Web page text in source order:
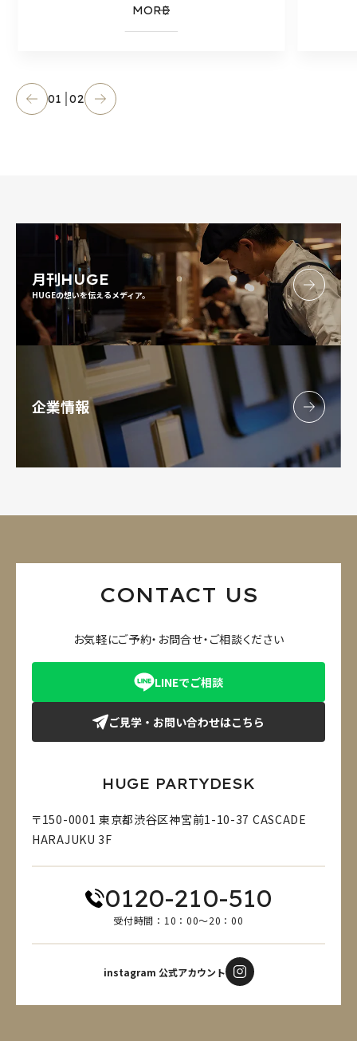
MORE
01 02
月刊HUGE
HUGEの想いを伝えるメディア。
企業情報
CONTACT US
お気軽にご予約・お問合せ・ご相談ください
LINEでご相談
ご見学・お問い合わせはこちら
HUGE PARTYDESK
〒150-0001 東京都渋谷区神宮前1-10-37 CASCADE
HARAJUKU 3F
0120-210-510
受付時間：10：00～20：00
instagram 公式アカウント